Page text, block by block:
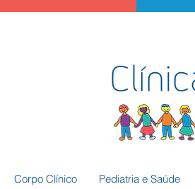
Corpo Clínico Pediatria e Saúde